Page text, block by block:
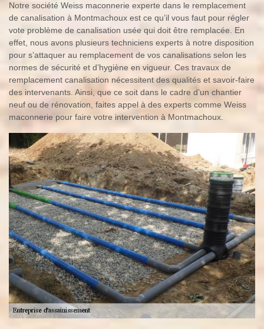
Notre société Weiss maconnerie experte dans le remplacement
de canalisation à Montmachoux est ce qu’il vous faut pour régler
vote problème de canalisation usée qui doit être remplacée. En
effet, nous avons plusieurs techniciens experts à notre disposition
pour s’attaquer au remplacement de vos canalisations selon les
normes de sécurité et d’hygiène en vigueur. Ces travaux de
remplacement canalisation nécessitent des qualités et savoir-faire
des intervenants. Ainsi, que ce soit dans le cadre d’un chantier
neuf ou de rénovation, faites appel à des experts comme Weiss
maconnerie pour faire votre intervention à Montmachoux.